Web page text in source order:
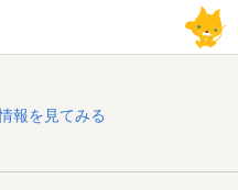
報を見てみる